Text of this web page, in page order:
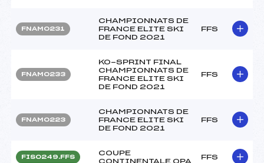
FNAM0231
CHAMPIONNATS DE
FRANCE ELITE SKI
DE FOND 2021
FFS
FNAM0233
KO-SPRINT FINAL
CHAMPIONNATS DE
FRANCE ELITE SKI
DE FOND 2021
FFS
FNAM0223
CHAMPIONNATS DE
FRANCE ELITE SKI
DE FOND 2021
FFS
FIS0249.FFS
COUPE
CONTINENTALE OPA
FFS